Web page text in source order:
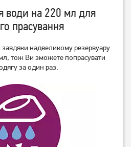
Праска Tefal FV1710
1 299грн
1 049 грн
води на 220 мл для
прасування
надвеликому резервуару
тож Ви зможете попрасувати
за один раз.